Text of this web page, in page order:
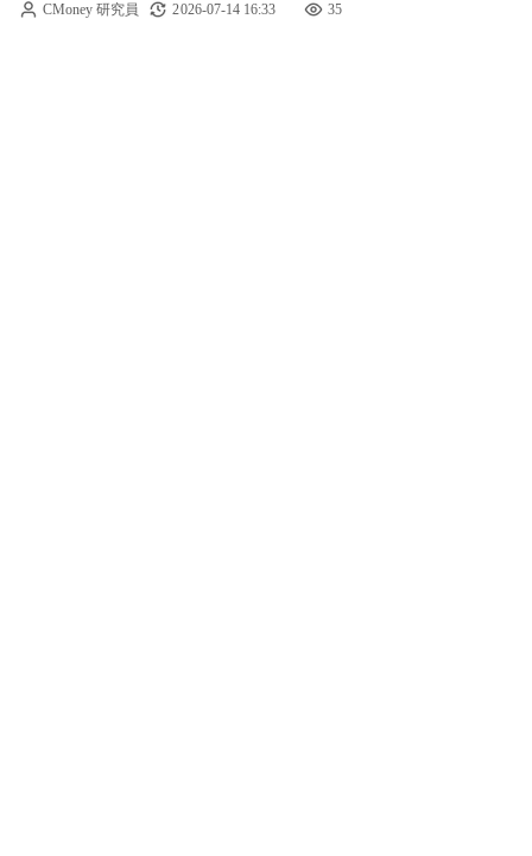
+0.66% ADBE -3.01%
CMoney 研究員 2026-07-14 16:33 35